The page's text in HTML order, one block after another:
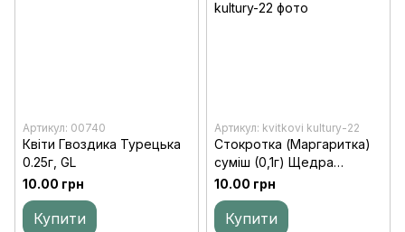
Артикул: 00740
Квіти Гвоздика Турецька
0.25г, GL
10.00 грн
Купити
Артикул: kvitkovi kultury-22
Стокротка (Маргаритка)
суміш (0,1г) Щедра
Садиба
10.00 грн
Купити